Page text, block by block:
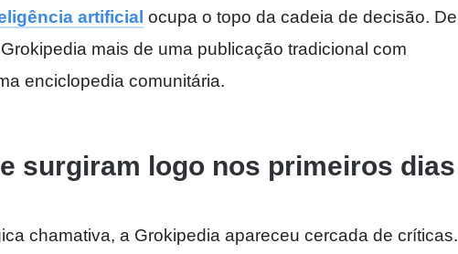
artificial ocupa o topo da cadeia de decisão. De
mais de uma publicação tradicional com
enciclopedia comunitária.
surgiram logo nos primeiros dias
chamativa, a Grokipedia apareceu cercada de críticas.